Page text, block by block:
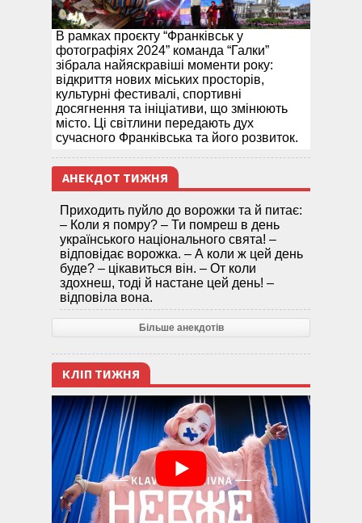
В рамках проєкту “Франківськ у
фотографіях 2024” команда “Галки”
зібрала найяскравіші моменти року:
відкриття нових міських просторів,
культурні фестивалі, спортивні
досягнення та ініціативи, що змінюють
місто. Ці світлини передають дух
сучасного Франківська та його розвиток.
АНЕКДОТ ТИЖНЯ
Приходить пуйло до ворожки та й питає:
– Коли я помру? – Ти помреш в день
українського національного свята! –
відповідає ворожка. – А коли ж цей день
буде? – цікавиться він. – От коли
здохнеш, тоді й настане цей день! –
відповіла вона.
Більше анекдотів
КЛІП ТИЖНЯ